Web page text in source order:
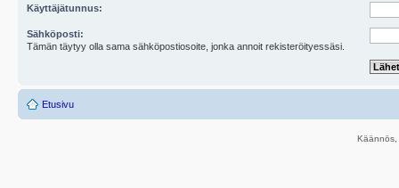
Käyttäjätunnus:
Sähköposti:
Tämän täytyy olla sama sähköpostiosoite, jonka annoit rekisteröityessäsi.
Etusivu